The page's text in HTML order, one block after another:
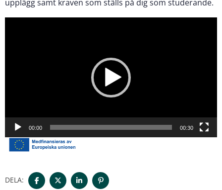
upplägg samt kraven som ställs på dig som studerande.
00:00 00:30
DELA: